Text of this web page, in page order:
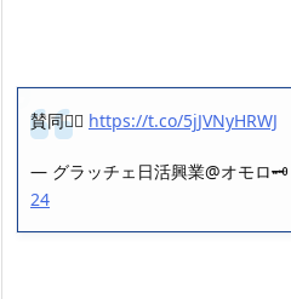
賛同🙋‍♂️ https://t.co/5jJVNyHRWJ
— グラッチェ日活興業@オモロ
24